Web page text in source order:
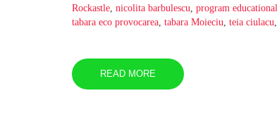
Rockastle nicolita barbulescu program educational
tabara eco provocarea tabara Moieciu teia ciulacu
READ MORE